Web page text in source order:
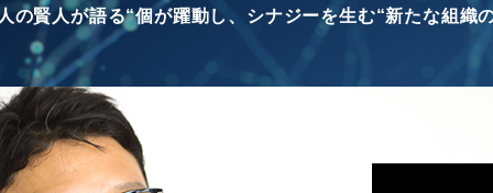
の賢人が語る“個が躍動し、 シナジーを生む“新たな組織